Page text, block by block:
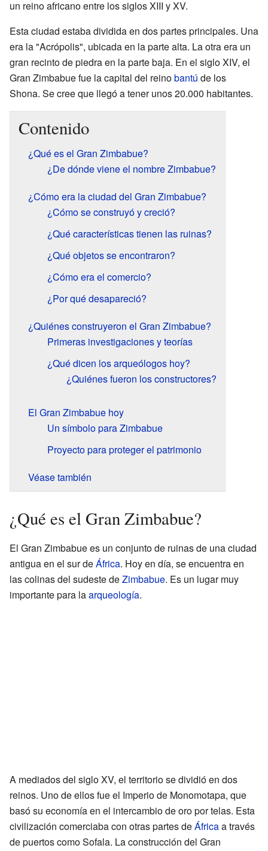
un reino africano entre los siglos XIII y XV.
Esta ciudad estaba dividida en dos partes principales. Una
era la "Acrópolis", ubicada en la parte alta. La otra era un
gran recinto de piedra en la parte baja. En el siglo XIV, el
Gran Zimbabue fue la capital del reinobantú de los
Shona. Se cree que llegó a tener unos 20.000 habitantes.
Contenido
¿Qué es el Gran Zimbabue?
¿De dónde viene el nombre Zimbabue?
¿Cómo era la ciudad del Gran Zimbabue?
¿Cómo se construyó y creció?
¿Qué características tienen las ruinas?
¿Qué objetos se encontraron?
¿Cómo era el comercio?
¿Por qué desapareció?
¿Quiénes construyeron el Gran Zimbabue?
Primeras investigaciones y teorías
¿Qué dicen los arqueólogos hoy?
¿Quiénes fueron los constructores?
El Gran Zimbabue hoy
Un símbolo para Zimbabue
Proyecto para proteger el patrimonio
Véase también
¿Qué es el Gran Zimbabue?
El Gran Zimbabue es un conjunto de ruinas de una ciudad
antigua en el sur deÁfrica. Hoy en día, se encuentra en
las colinas del sudeste deZimbabue. Es un lugar muy
importante para laarqueología.
A mediados del siglo XV, el territorio se dividió en dos
reinos. Uno de ellos fue el Imperio de Monomotapa, que
basó su economía en el intercambio de oro por telas. Esta
civilización comerciaba con otras partes deÁfricaa través
de puertos como Sofala. La construcción del Gran